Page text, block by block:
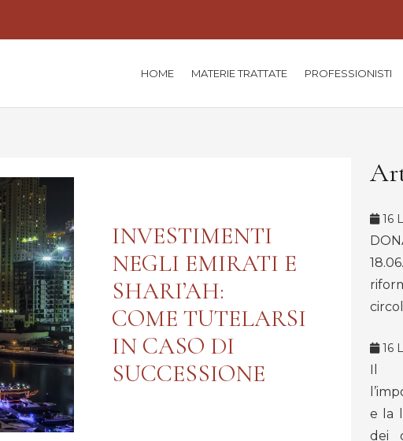
HOME MATERIE TRATTATE PROFESSIONISTI
INVESTIMENTI
NEGLI EMIRATI E
SHARI’AH:
COME TUTELARSI
IN CASO DI
SUCCESSIONE
16
16
Il
e la
dei